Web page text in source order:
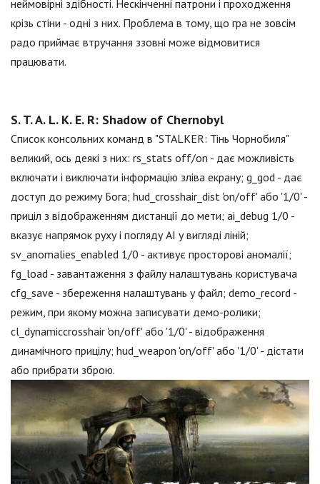
неймовірні здібності. Нескінченні патрони і проходження
крізь стіни - одні з них. Проблема в тому, що гра не зовсім
радо приймає втручання ззовні може відмовитися
працювати.
S. T. A. L. K. E. R: Shadow of Chernobyl
Список консольних команд в "STALKER: Тінь Чорнобиля"
великий, ось деякі з них: rs_stats off/on - дає можливість
включати і виключати інформацію зліва екрану; g_god - дає
доступ до режиму Бога; hud_crosshair_dist 'on/off' або '1/0' -
приціл з відображенням дистанції до мети; ai_debug 1/0 -
вказує напрямок руху і погляду АІ у вигляді ліній;
sv_anomalies_enabled 1/0 - активує просторові аномалії;
fg_load - завантаження з файлу налаштувань користувача
cfg_save - збереження налаштувань у файл; demo_record -
режим, при якому можна записувати демо-ролики;
cl_dynamiccrosshair 'on/off' або '1/0' - відображення
динамічного прицілу; hud_weapon 'on/off' або '1/0' - дістати
або прибрати зброю.